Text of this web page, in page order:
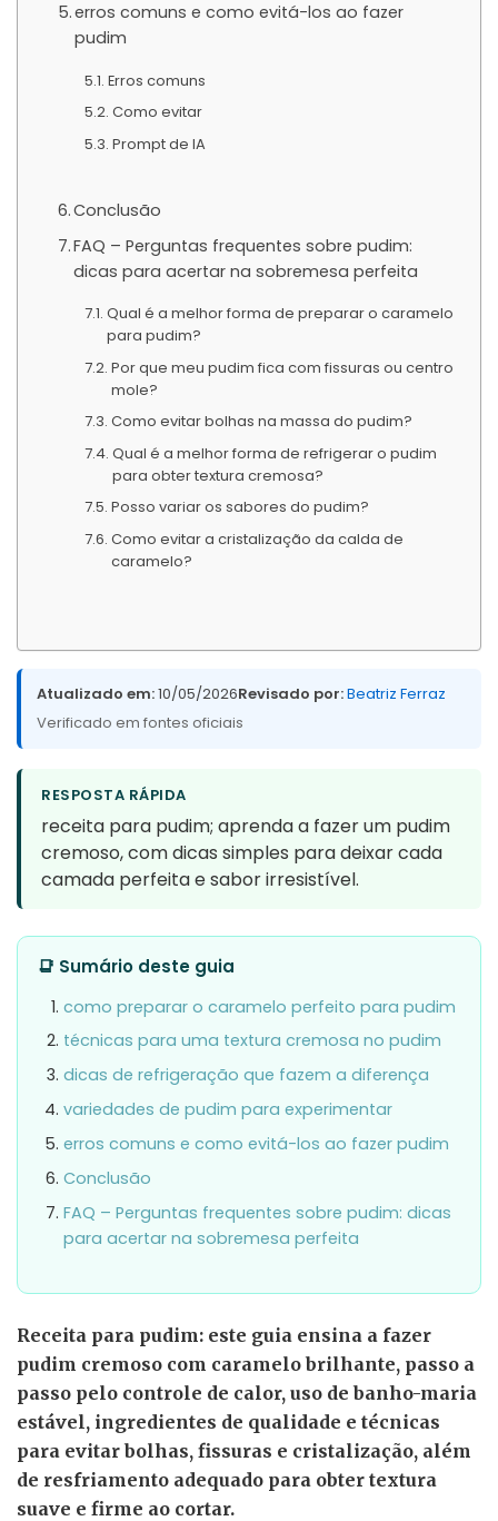
erros comuns e como evitá-los ao fazer
pudim
Erros comuns
Como evitar
Prompt de IA
Conclusão
FAQ – Perguntas frequentes sobre pudim:
dicas para acertar na sobremesa perfeita
Qual é a melhor forma de preparar o caramelo
para pudim?
Por que meu pudim fica com fissuras ou centro
mole?
Como evitar bolhas na massa do pudim?
Qual é a melhor forma de refrigerar o pudim
para obter textura cremosa?
Posso variar os sabores do pudim?
Como evitar a cristalização da calda de
caramelo?
Atualizado em:10/05/2026Revisado por:Beatriz Ferraz
Verificado em fontes oficiais
RESPOSTA RÁPIDA
receita para pudim; aprenda a fazer um pudim
cremoso, com dicas simples para deixar cada
camada perfeita e sabor irresistível.
📑 Sumário deste guia
como preparar o caramelo perfeito para pudim
técnicas para uma textura cremosa no pudim
dicas de refrigeração que fazem a diferença
variedades de pudim para experimentar
erros comuns e como evitá-los ao fazer pudim
Conclusão
FAQ – Perguntas frequentes sobre pudim: dicas
para acertar na sobremesa perfeita
Receita para pudim: este guia ensina a fazer
pudim cremoso com caramelo brilhante, passo a
passo pelo controle de calor, uso de banho-maria
estável, ingredientes de qualidade e técnicas
para evitar bolhas, fissuras e cristalização, além
de resfriamento adequado para obter textura
suave e firme ao cortar.